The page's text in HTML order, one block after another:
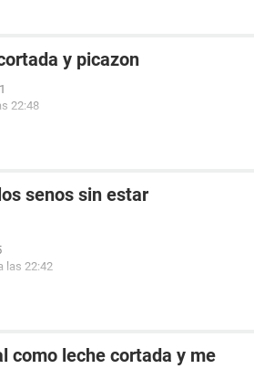
y picazon
22:48
senos sin estar
las 22:42
como leche cortada y me